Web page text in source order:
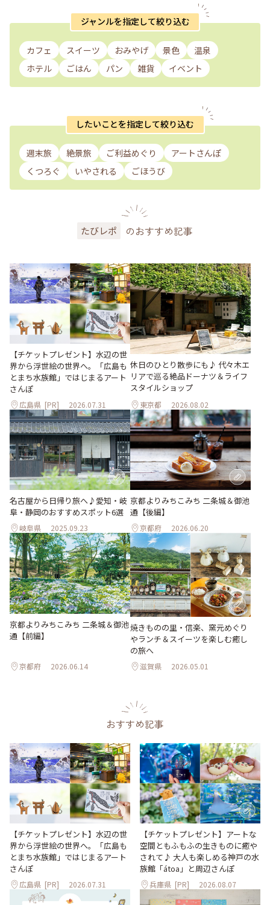
ジャンルを指定して絞り込む
カフェ スイーツ おみやげ 景色
温泉
ホテル
ごはん パン 雑貨 イベント
したいことを指定して絞り込む
週末旅 絶景旅 ご利益めぐり
アートさんぽ
くつろぐ
いやされる ごほうび
たびレポ のおすすめ記事
【チケットプレゼント】水辺の世
界から浮世絵の世界へ。「広島も
とまち水族館」ではじまるアート
さんぽ
広島県 [PR] 2026.07.31
休日のひとり散歩にも♪ 代々木エ
リアで巡る絶品ドーナツ＆ライフ
スタイルショップ
東京都 2026.08.02
名古屋から日帰り旅へ♪愛知・岐
阜・静岡のおすすめスポット6選
岐阜県 2025.09.23
京都よりみちこみち 二条城＆御池
通【後編】
京都府 2026.06.20
京都よりみちこみち 二条城＆御池
通【前編】
京都府 2026.06.14
焼きものの里・信楽、窯元めぐり
やランチ＆スイーツを楽しむ癒し
の旅へ
滋賀県 2026.05.01
おすすめ記事
【チケットプレゼント】水辺の世
界から浮世絵の世界へ。「広島も
とまち水族館」ではじまるアート
さんぽ
広島県 [PR] 2026.07.31
【チケットプレゼント】アートな
空間ともふもふの生きものに癒や
されて♪ 大人も楽しめる神戸の水
族館「átoa」と周辺さんぽ
兵庫県 [PR] 2026.08.07